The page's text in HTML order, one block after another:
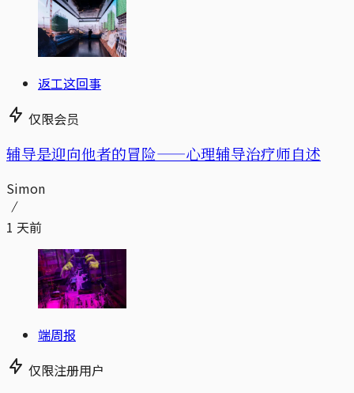
返工这回事
仅限会员
辅导是迎向他者的冒险——心理辅导治疗师自述
Simon
1 天前
端周报
仅限注册用户